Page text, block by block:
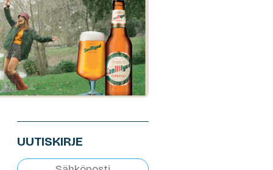
UUTISKIRJE